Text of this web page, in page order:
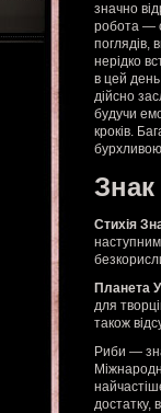
значно
робота —
поглядів,
нерідко
в цей
дійсно
будучи
кроків.
Стихія
Планета
для
також
Риби —
достатку,